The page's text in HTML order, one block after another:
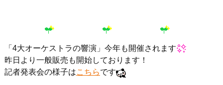
「4大オーケストラの響演」今年も開催されます
昨日より一般販売も開始しております！
記者発表会の様子はこちらです